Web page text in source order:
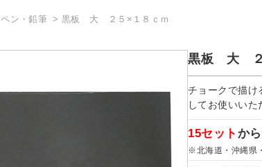
ペン・鉛筆 黒板 大 ２５×１８ｃｍ
黒板 大 ２
チョークで描け
してお使いいた
15セット か
※北海道・沖縄県